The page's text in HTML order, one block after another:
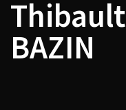
Skip
content
Thibault
BAZIN
Navigation
de